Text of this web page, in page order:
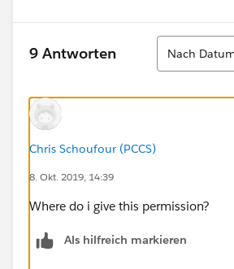
9 Antworten
Sortieren
Nach
Chris Schoufour (PCCS)
8. Okt. 2019, 14:39
Where do i give this permission?
Als hilfreich markieren